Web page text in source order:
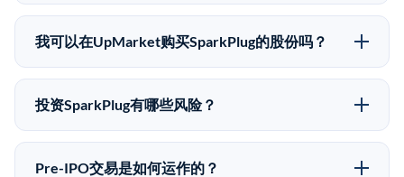
SparkPlug没有公开股价，因为它是一家私有公司。最近
的已知股价来自其最近一轮融资。 二级市场上的Pre-
有所不同。
我可以在UpMarket购买SparkPlug的股份吗？
可以。合格投资者可以通过填写本页表单或在
upmarket.co创建账户来表达对SparkPlug股份的投资意
50,000美元。UpMarket是FINRA注册的经纪交易商，
自2019年以来已经纪超过5亿美元的另类投资。
投资SparkPlug有哪些风险？
Pre-IPO投资存在重大风险。SparkPlug的股份流动性
低，意味着没有公开市场可以快速出售。不存在确定的
Pre-IPO交易是如何运作的？